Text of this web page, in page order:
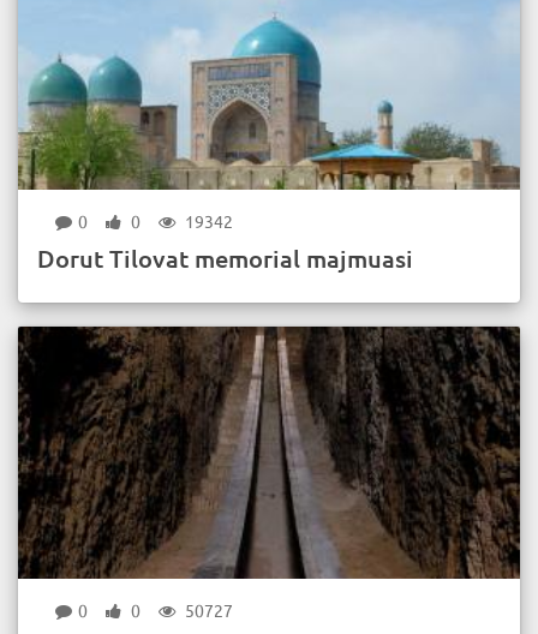
0 0 19342
Dorut Tilovat memorial majmuasi
0 0 50727